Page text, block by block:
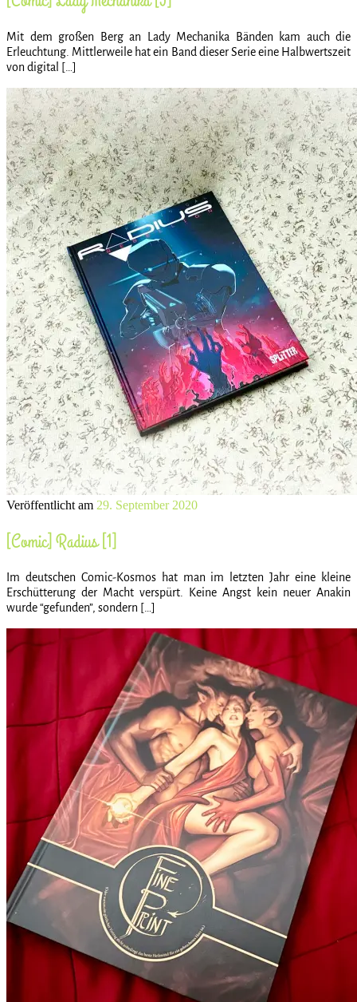
Mit dem großen Berg an Lady Mechanika Bänden kam auch die
Erleuchtung. Mittlerweile hat ein Band dieser Serie eine Halbwertszeit
von digital […]
Veröffentlicht am 29. September 2020
[Comic] Radius [1]
Im deutschen Comic-Kosmos hat man im letzten Jahr eine kleine
Erschütterung der Macht verspürt. Keine Angst kein neuer Anakin
wurde “gefunden”, sondern […]